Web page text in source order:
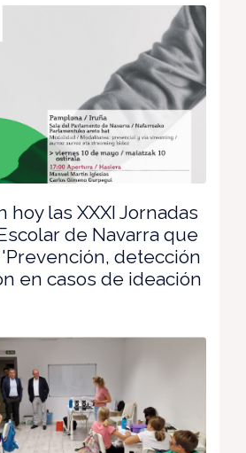
hoy las XXXI Jornadas
de Navarra que
detección
en casos de ideación